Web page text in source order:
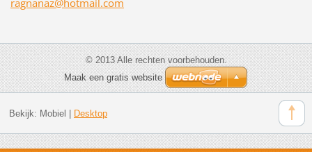
© 2013 Alle rechten voorbehouden.
Maak een gratis website
Bekijk: Mobiel Desktop